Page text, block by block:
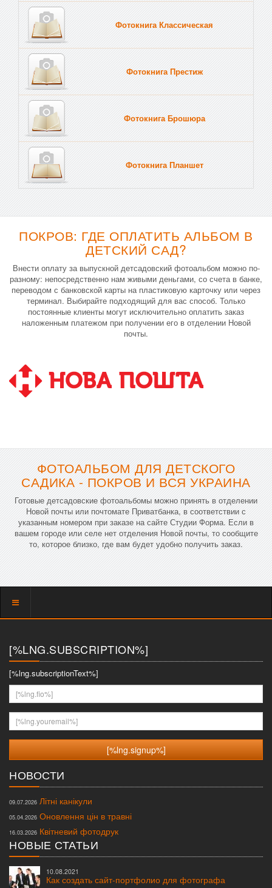
Фотокнига Классическая
Фотокнига Престиж
Фотокнига Брошюра
Фотокнига Планшет
ПОКРОВ: ГДЕ ОПЛАТИТЬ АЛЬБОМ В
ДЕТСКИЙ САД?
Внести оплату за выпускной детсадовский фотоальбом можно по-
разному: непосредственно нам живыми деньгами, со счета в банке,
переводом с банковской карты на пластиковую карточку или через
терминал. Выбирайте подходящий для вас способ. Только
постоянные клиенты могут исключительно оплатить заказ
наложенным платежом при получении его в отделении Новой
почты.
ФОТОАЛЬБОМ ДЛЯ ДЕТСКОГО
САДИКА - ПОКРОВ И ВСЯ УКРАИНА
Готовые детсадовские фотоальбомы можно принять в отделении
Новой почты или почтомате Приватбанка, в соответствии с
указанным номером при заказе на сайте Студии Форма. Если в
вашем городе или селе нет отделения Новой почты, то сообщите
то, которое близко, где вам будет удобно получить заказ.
Показать
[%LNG.SUBSCRIPTION%]
[%lng.subscriptionText%]
[%lng.fio%]
[%lng.youremail%]
НОВОСТИ
09.07.2026 Літні канікули
05.04.2026 Оновлення цін в травні
16.03.2026 Квітневий фотодрук
НОВЫЕ СТАТЬИ
10.08.2021
Как создать сайт-портфолио для фотографа